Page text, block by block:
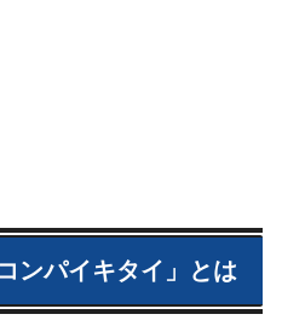
ンパイキタイ」とは